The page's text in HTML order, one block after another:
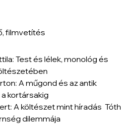
filmvetítés
Test és lélek, monológ és
A műgond és az antik
kortársakig
A költészet mint híradás Tóth
dilemmája